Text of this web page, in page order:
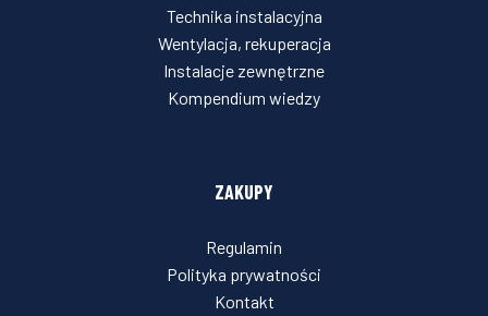
Technika instalacyjna
Wentylacja, rekuperacja
Instalacje zewnętrzne
Kompendium wiedzy
ZAKUPY
Regulamin
Polityka prywatności
Kontakt